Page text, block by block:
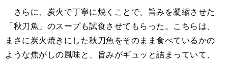
さらに、炭火で丁寧に焼くことで、旨みを凝縮させた
「秋刀魚」のスープも試食させてもらった。こちらは、
まさに炭火焼きにした秋刀魚をそのまま食べているかの
ような焦がしの風味と、旨みがギュッと詰まっていて、